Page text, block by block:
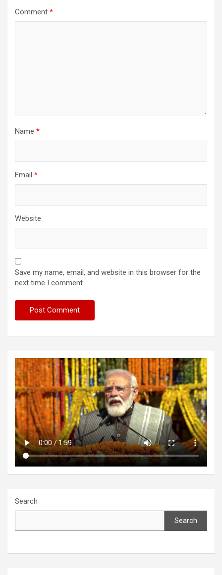
Comment *
Name *
Email *
Website
Save my name, email, and website in this browser for the
next time I comment.
Search
Search